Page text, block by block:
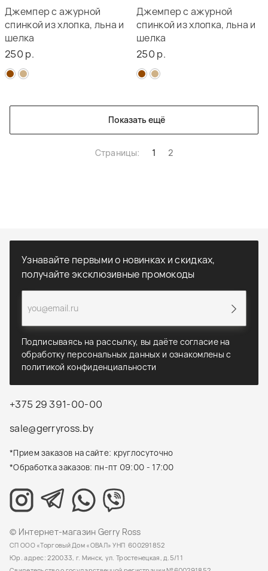
Джемпер с ажурной
спинкой из хлопка, льна и
шелка
250 р.
Джемпер с ажурной
спинкой из хлопка, льна и
шелка
250 р.
Показать ещё
Страницы: 1 2
+375 29 391-00-00
sale@gerryross.by
*Прием заказов на сайте: круглосуточно
*Обработка заказов: пн-пт 09:00 - 17:00
Узнавайте первыми о новинках и скидках,
получайте эксклюзивные промокоды
Подписываясь на рассылку, вы даёте согласие на
обработку персональных данных и ознакомлены с
политикой конфиденциальности
© Интернет-магазин Gerry Ross
СП ООО «Торговый Дом «ОВАЛ» УНП 600291852
Юр. адрес: 220033, г. Минск, ул. Тростенецкая, д.5/11